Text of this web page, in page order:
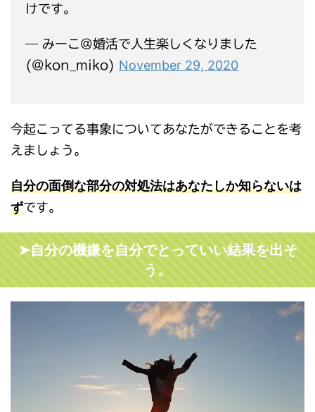
けです。
— みーこ@婚活で人生楽しくなりました
(@kon_miko) November 29, 2020
今起こってる事象についてあなたができることを考
えましょう。
自分の面倒な部分の対処法はあなたしか知らないは
ずです。
➤自分の機嫌を自分でとっていい結果を出そ
う。